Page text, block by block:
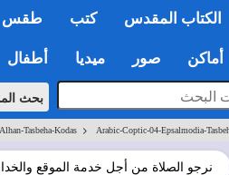
الكتاب المقدس كتب طقس
أماكن صور ميديا أطفال
بحث
Tasbeha-Kodas > Arabic-Coptic-04-Epsalmodia-
نرجو الصلاة من أجل خدمة الموقع